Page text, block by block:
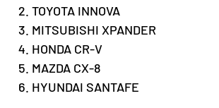
TOYOTA INNOVA
MITSUBISHI XPANDER
HONDA CR-V
MAZDA CX-8
HYUNDAI SANTAFE